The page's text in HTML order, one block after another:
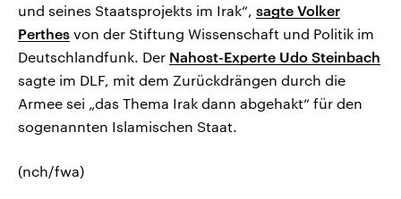
und seines Staatsprojekts im Irak“, sagte Volker
Perthes von der Stiftung Wissenschaft und Politik im
Deutschlandfunk. Der Nahost-Experte Udo Steinbach
sagte im DLF, mit dem Zurückdrängen durch die
Armee sei „das Thema Irak dann abgehakt“ für den
sogenannten Islamischen Staat.
(nch/fwa)